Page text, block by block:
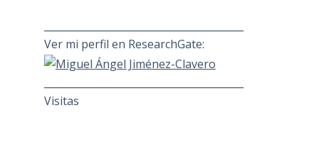
Ver mi perfil en ResearchGate:
Visitas